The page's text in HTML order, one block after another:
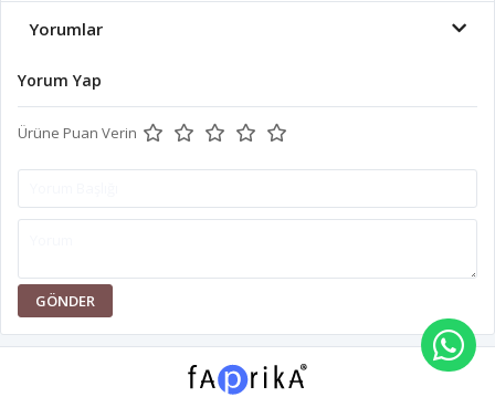
Yorumlar
Yorum Yap
Ürüne Puan Verin
GÖNDER